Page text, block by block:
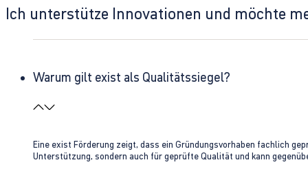
Ich unterstütze Innovationen und möchte
Warum gilt exist als Qualitätssiegel?
Eine exist Förderung zeigt, dass ein Gründungsvorhaben fachlich
Unterstützung, sondern auch für geprüfte Qualität und kann